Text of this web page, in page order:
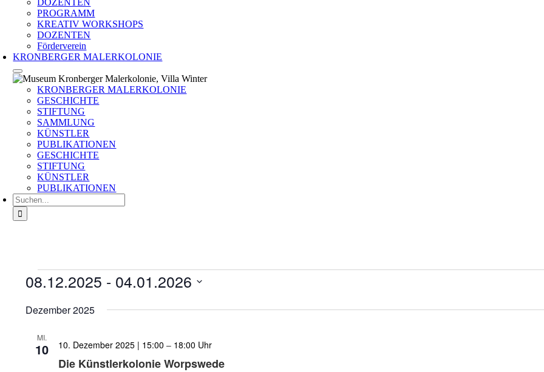
DOZENTEN
PROGRAMM
KREATIV WORKSHOPS
DOZENTEN
Förderverein
KRONBERGER MALERKOLONIE
KRONBERGER MALERKOLONIE
GESCHICHTE
STIFTUNG
SAMMLUNG
KÜNSTLER
PUBLIKATIONEN
GESCHICHTE
STIFTUNG
KÜNSTLER
PUBLIKATIONEN
Suche
nach:
Veranstaltungen
08.12.2025 - 04.01.2026
wählen.
Dezember 2025
MI.
10
Die Künstlerkolonie Worpswede
10. Dezember 2025 | 15:00 – 18:00